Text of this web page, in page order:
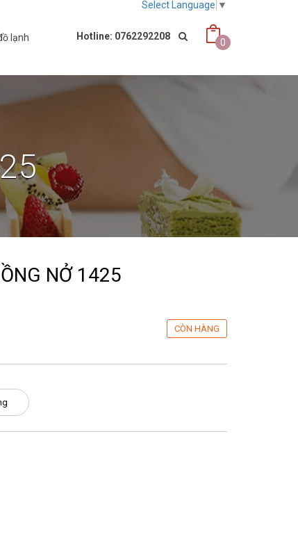
Select Language ▼
Hotline: 0762292208
0
lạnh
NỞ 1425
CÒN HÀNG